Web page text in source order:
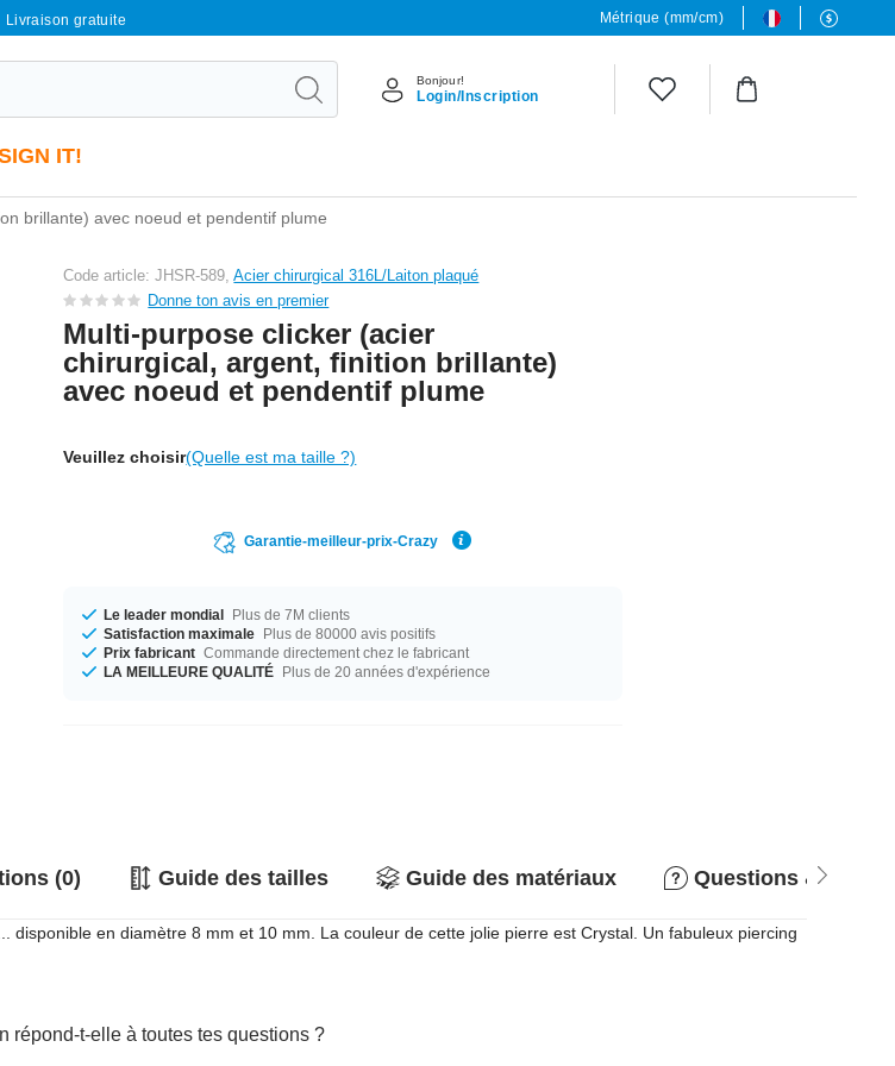
Livraison gratuite Métrique (mm/cm)
Bonjour!
Login/Inscription
IT!
brillante) avec noeud et pendentif plume
Code article: JHSR-589,Acier chirurgical 316L/Laiton plaqué
Donne ton avis en premier
Multi-purpose clicker (acier
chirurgical, argent, finition brillante)
avec noeud et pendentif plume
Veuillez choisir(Quelle est ma taille ?)
Garantie-meilleur-prix-Crazy
Le leader mondial Plus de 7M clients
Satisfaction maximale Plus de 80000 avis positifs
Prix fabricant Commande directement chez le fabricant
LA MEILLEURE QUALITÉ Plus de 20 années d'expérience
(0) Guide des tailles Guide des matériaux Questions &
en diamètre 8 mm et 10 mm. La couleur de cette jolie pierre est Crystal. Un fabuleux piercing
répond-t-elle à toutes tes questions ?